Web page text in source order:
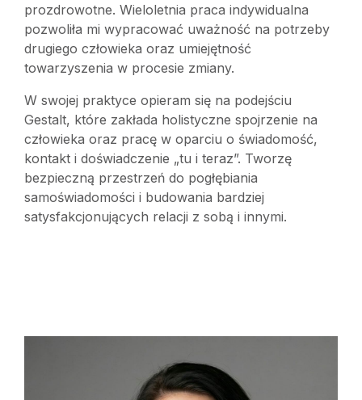
prozdrowotne. Wieloletnia praca indywidualna
pozwoliła mi wypracować uważność na potrzeby
drugiego człowieka oraz umiejętność
towarzyszenia w procesie zmiany.
W swojej praktyce opieram się na podejściu
Gestalt, które zakłada holistyczne spojrzenie na
człowieka oraz pracę w oparciu o świadomość,
kontakt i doświadczenie „tu i teraz”. Tworzę
bezpieczną przestrzeń do pogłębiania
samoświadomości i budowania bardziej
satysfakcjonujących relacji z sobą i innymi.